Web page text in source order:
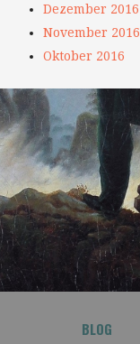
Dezember 2016
November 2016
Oktober 2016
BLOG